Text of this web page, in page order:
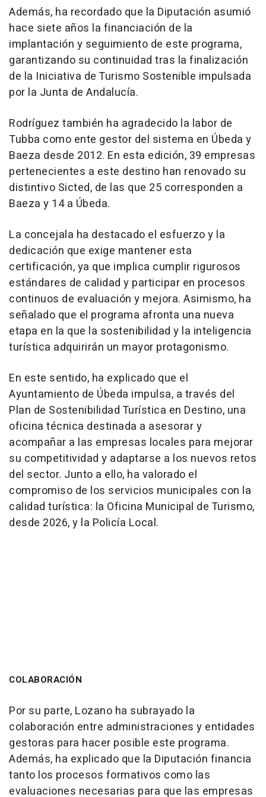
Además, ha recordado que la Diputación asumió
hace siete años la financiación de la
implantación y seguimiento de este programa,
garantizando su continuidad tras la finalización
de la Iniciativa de Turismo Sostenible impulsada
por la Junta de Andalucía.
Rodríguez también ha agradecido la labor de
Tubba como ente gestor del sistema en Úbeda y
Baeza desde 2012. En esta edición, 39 empresas
pertenecientes a este destino han renovado su
distintivo Sicted, de las que 25 corresponden a
Baeza y 14 a Úbeda.
La concejala ha destacado el esfuerzo y la
dedicación que exige mantener esta
certificación, ya que implica cumplir rigurosos
estándares de calidad y participar en procesos
continuos de evaluación y mejora. Asimismo, ha
señalado que el programa afronta una nueva
etapa en la que la sostenibilidad y la inteligencia
turística adquirirán un mayor protagonismo.
En este sentido, ha explicado que el
Ayuntamiento de Úbeda impulsa, a través del
Plan de Sostenibilidad Turística en Destino, una
oficina técnica destinada a asesorar y
acompañar a las empresas locales para mejorar
su competitividad y adaptarse a los nuevos retos
del sector. Junto a ello, ha valorado el
compromiso de los servicios municipales con la
calidad turística: la Oficina Municipal de Turismo,
desde 2026, y la Policía Local.
COLABORACIÓN
Por su parte, Lozano ha subrayado la
colaboración entre administraciones y entidades
gestoras para hacer posible este programa.
Además, ha explicado que la Diputación financia
tanto los procesos formativos como las
evaluaciones necesarias para que las empresas